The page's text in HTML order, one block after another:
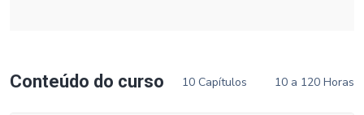
Conteúdo do curso 10 Capítulos 10 a 120 Horas